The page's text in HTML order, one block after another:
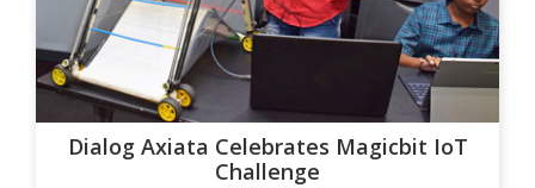
Dialog Axiata Celebrates Magicbit IoT
Challenge